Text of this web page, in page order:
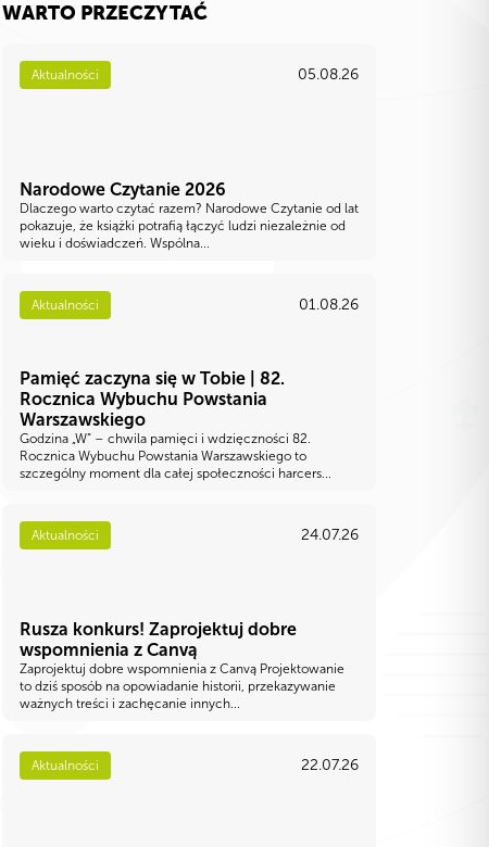
WARTO PRZECZYTAĆ
Aktualności 05.08.26
Narodowe Czytanie 2026
Dlaczego warto czytać razem? Narodowe Czytanie od lat
pokazuje, że książki potrafią łączyć ludzi niezależnie od
wieku i doświadczeń. Wspólna...
Aktualności 01.08.26
Pamięć zaczyna się w Tobie | 82.
Rocznica Wybuchu Powstania
Warszawskiego
Godzina „W” – chwila pamięci i wdzięczności 82.
Rocznica Wybuchu Powstania Warszawskiego to
szczególny moment dla całej społeczności harcers...
Aktualności 24.07.26
Rusza konkurs! Zaprojektuj dobre
wspomnienia z Canvą
Zaprojektuj dobre wspomnienia z Canvą Projektowanie
to dziś sposób na opowiadanie historii, przekazywanie
ważnych treści i zachęcanie innych...
Aktualności 22.07.26